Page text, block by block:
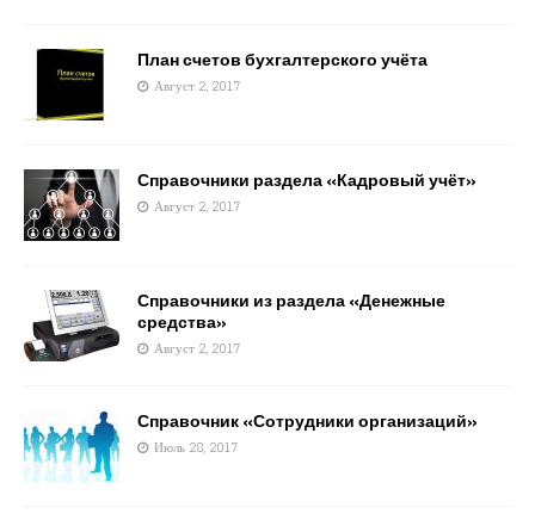
План счетов бухгалтерского учёта
Август 2, 2017
Справочники раздела «Кадровый учёт»
Август 2, 2017
Справочники из раздела «Денежные
средства»
Август 2, 2017
Справочник «Сотрудники организаций»
Июль 28, 2017